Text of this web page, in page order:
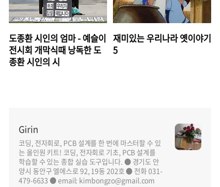
도종환 시인의 엄마 - 예슬이
전시회 개막식때 낭독한 도
종환 시인의 시
재미있는 우리나라 옛이야기
5
Girin
코딩, 전자회로, PCB 설계를 한 번에 마스터할 수 있
는 올인원 키트! 코딩, 전자회로 기초, PCB 설계를
학습할 수 있는 종합 실습 도구입니다. ● 경기도 안
양시 동안구 엘에스로 92, 19동 202호 ● 전화 031-
479-6633 ● email: kimbongzo@gmail.com